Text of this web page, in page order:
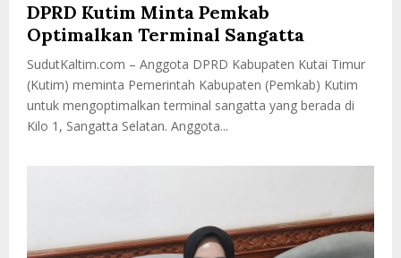
DPRD Kutim Minta Pemkab
Optimalkan Terminal Sangatta
SudutKaltim.com – Anggota DPRD Kabupaten Kutai Timur
(Kutim) meminta Pemerintah Kabupaten (Pemkab) Kutim
untuk mengoptimalkan terminal sangatta yang berada di
Kilo 1, Sangatta Selatan. Anggota...